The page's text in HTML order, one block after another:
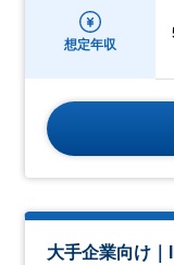
想定年収
大手企業向け